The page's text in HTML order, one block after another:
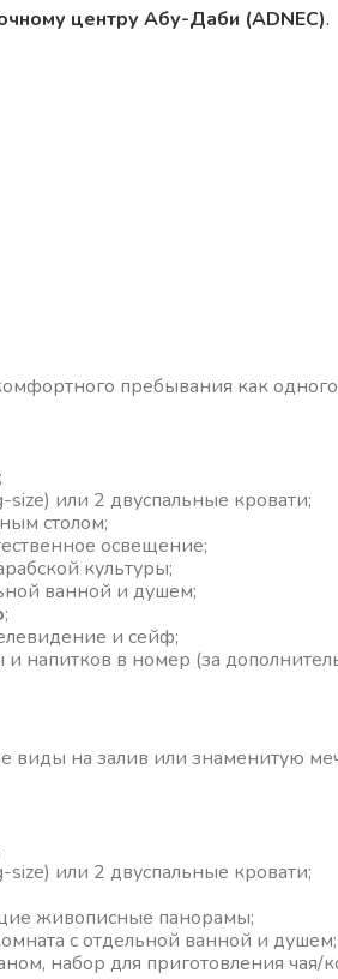
центру Абу-Даби (ADNEC).
пребывания как одного
size) или 2 двуспальные кровати;
столом;
освещение;
культуры;
ванной и душем;
;
и сейф;
напитков в номер (за
виды на залив или знаменитую
size) или 2 двуспальные кровати;
живописные панорамы;
с отдельной ванной и душем;
набор для приготовления чая/